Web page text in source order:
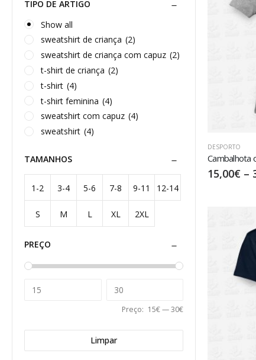
DESPORTO
Cambalhota
15,00€ –
TIPO DE ARTIGO
Show all
sweatshirt de criança (2)
sweatshirt de criança com capuz (2)
t-shirt de criança (2)
t-shirt (4)
t-shirt feminina (4)
sweatshirt com capuz (4)
sweatshirt (4)
TAMANHOS
1-2
anos
3-4
anos
5-6
anos
7-8
anos
9-11
anos
12-14
S M L XL 2XL
PREÇO
Preço: 15€—30€
Limpar